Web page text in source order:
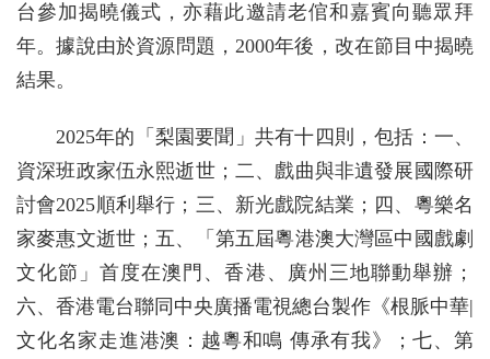
台參加揭曉儀式，亦藉此邀請老倌和嘉賓向聽眾拜
年。據說由於資源問題，2000年後，改在節目中揭曉
結果。
2025年的「梨園要聞」共有十四則，包括：一、
資深班政家伍永熙逝世；二、戲曲與非遺發展國際研
討會2025順利舉行；三、新光戲院結業；四、粵樂名
家麥惠文逝世；五、「第五屆粵港澳大灣區中國戲劇
文化節」首度在澳門、香港、廣州三地聯動舉辦；
六、香港電台聯同中央廣播電視總台製作《根脈中華|
文化名家走進港澳：越粵和鳴 傳承有我》；七、第